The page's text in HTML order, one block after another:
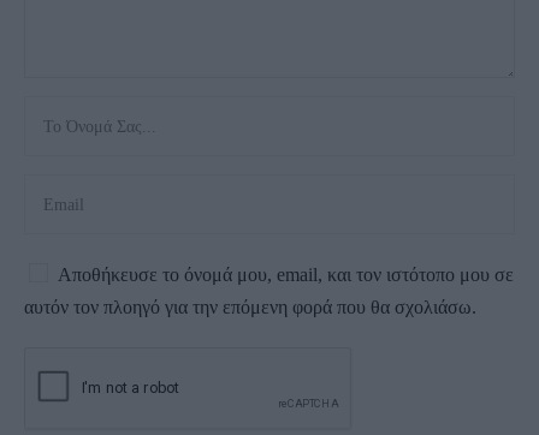
Αποθήκευσε το όνομά μου, email, και τον ιστότοπο μου σε
αυτόν τον πλοηγό για την επόμενη φορά που θα σχολιάσω.